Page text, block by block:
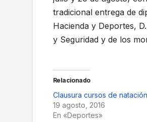
tradicional entrega de
Hacienda y Deportes,
y Seguridad y de los
Relacionado
Clausura cursos de
19 agosto, 2016
En «Deportes»